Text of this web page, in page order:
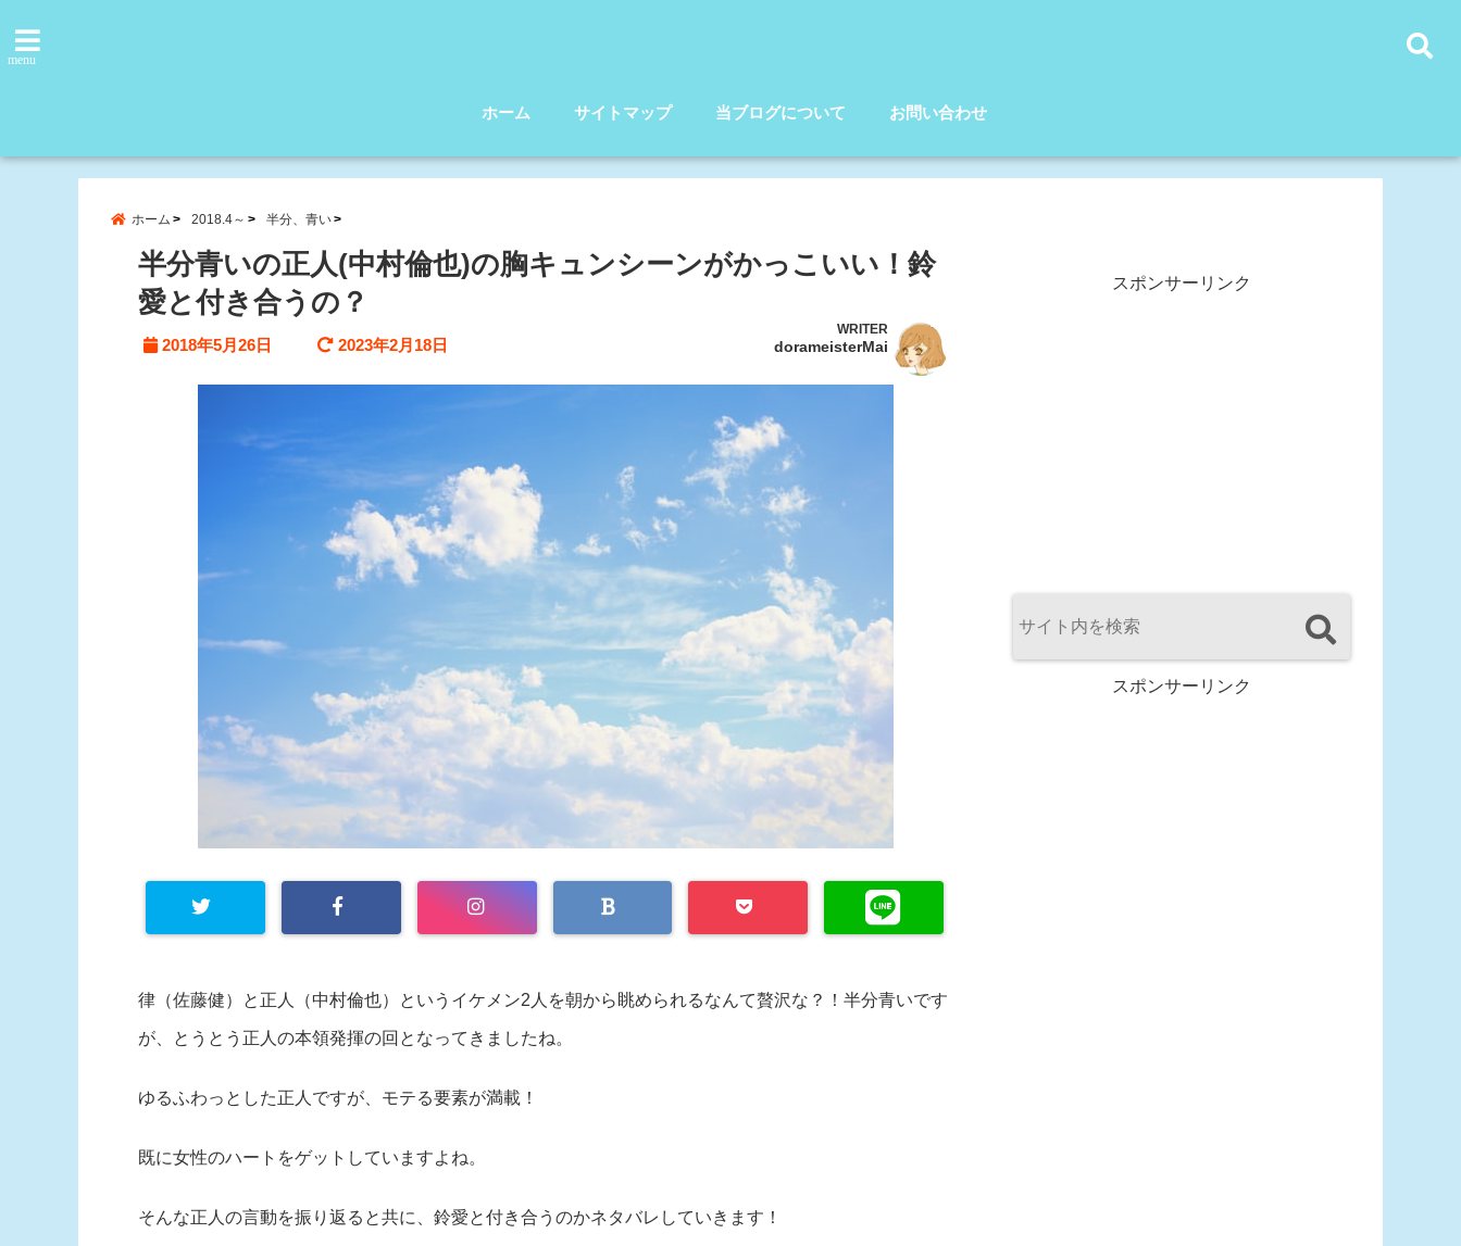
menu
ホーム サイトマップ 当ブログについて お問い合わせ
ホーム 2018.4～ 半分、青い
半分青いの正人(中村倫也)の胸キュンシーンがかっこいい！鈴
愛と付き合うの？
2018年5月26日 2023年2月18日
WRITER
dorameisterMai
律（佐藤健）と正人（中村倫也）というイケメン2人を朝から眺められるなんて贅沢な？！半分青いです
が、とうとう正人の本領発揮の回となってきましたね。
ゆるふわっとした正人ですが、モテる要素が満載！
既に女性のハートをゲットしていますよね。
そんな正人の言動を振り返ると共に、鈴愛と付き合うのかネタバレしていきます！
スポンサーリンク
スポンサーリンク